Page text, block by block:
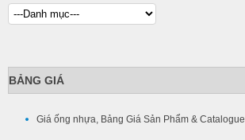
BẢNG GIÁ
Giá ống nhựa, Bảng Giá Sản Phẩm & Catalogue